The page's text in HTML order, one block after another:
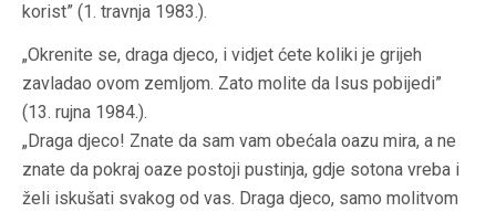
korist” (1. travnja 1983.).
„Okrenite se, draga djeco, i vidjet ćete koliki je grijeh
zavladao ovom zemljom. Zato molite da Isus pobijedi”
(13. rujna 1984.).
„Draga djeco! Znate da sam vam obećala oazu mira, a ne
znate da pokraj oaze postoji pustinja, gdje sotona vreba i
želi iskušati svakog od vas. Draga djeco, samo molitvom